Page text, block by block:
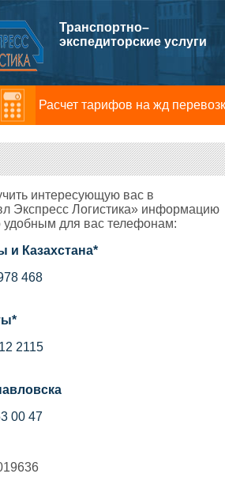
Транспортно–
экспедиторские услуги
Расчет тарифов на жд
интересующую вас в
Экспресс Логистика» информацию
удобным для вас телефонам:
и Казахстана*
468
2115
00 47